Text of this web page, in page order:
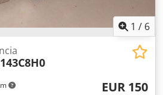
1 / 6
EUR 150